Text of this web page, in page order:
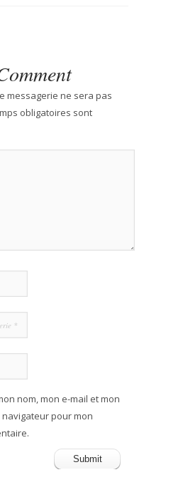
messagerie ne sera pas
obligatoires sont
nom, mon e-mail et mon
pour mon